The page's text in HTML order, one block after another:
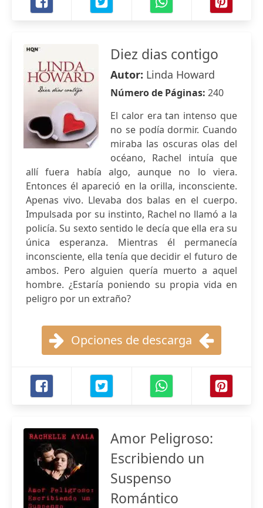
Diez dias contigo
Autor: Linda Howard
Número de Páginas: 240
El calor era tan intenso que
no se podía dormir. Cuando
miraba las oscuras olas del
océano, Rachel intuía que
allí fuera había algo, aunque no lo viera.
Entonces él apareció en la orilla, inconsciente.
Apenas vivo. Llevaba dos balas en el cuerpo.
Impulsada por su instinto, Rachel no llamó a la
policía. Su sexto sentido le decía que ella era su
única esperanza. Mientras él permanecía
inconsciente, ella tenía que decidir el futuro de
ambos. Pero alguien quería muerto a aquel
hombre. ¿Estaría poniendo su propia vida en
peligro por un extraño?
Opciones de descarga
Amor Peligroso:
Escribiendo un
Suspenso
Romántico